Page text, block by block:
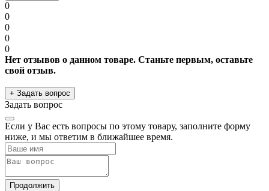
0
0
0
0
0
Нет отзывов о данном товаре. Станьте первым, оставьте
свой отзыв.
+ Задать вопрос
Задать вопрос
Если у Вас есть вопросы по этому товару, заполните форму
ниже, и мы ответим в ближайшее время.
Продолжить